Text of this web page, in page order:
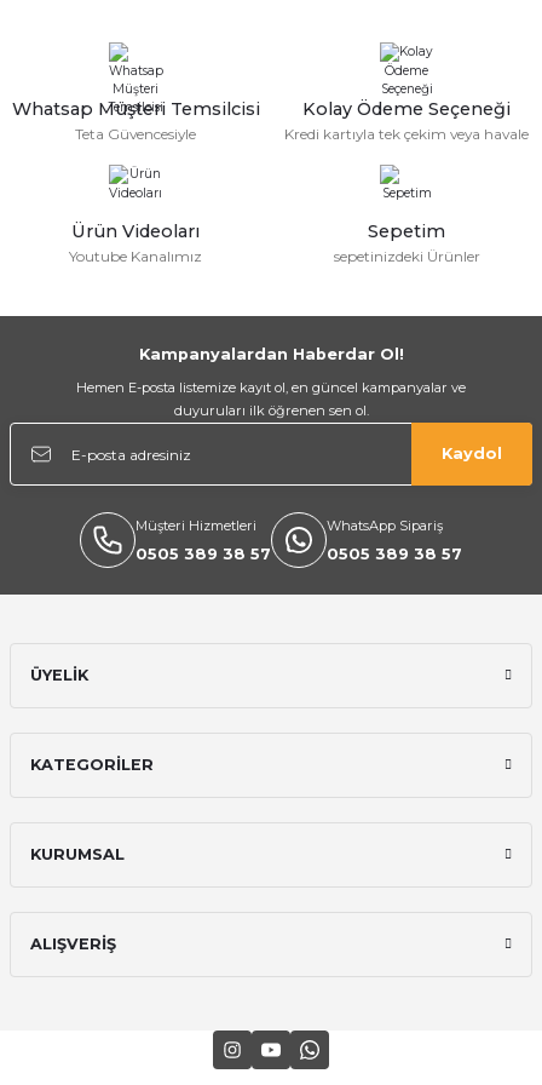
Whatsap Müşteri Temsilcisi
Teta Güvencesiyle
Kolay Ödeme Seçeneği
Kredi kartıyla tek çekim veya havale
Ürün Videoları
Youtube Kanalımız
Sepetim
sepetinizdeki Ürünler
Kampanyalardan Haberdar Ol!
Hemen E-posta listemize kayıt ol, en güncel kampanyalar ve
duyuruları ilk öğrenen sen ol.
Kaydol
Müşteri Hizmetleri
0505 389 38 57
WhatsApp Sipariş
0505 389 38 57
ÜYELİK
KATEGORİLER
KURUMSAL
ALIŞVERİŞ